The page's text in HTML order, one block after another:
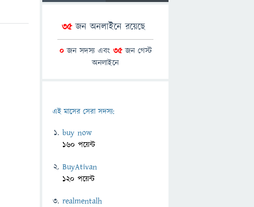
35জন অনলাইনে রয়েছে
0জন সদস্য এবং 35জন গেস্ট
অনলাইনে
এই মাসের সেরা সদস্য:
buy now
160 পয়েন্ট
BuyAtivan
120 পয়েন্ট
realmentalh